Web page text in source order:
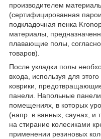
производителем
(сертифицированная
подкладочная пенка
материалы,
плавающие полы, согласно
товаров).
После укладки полы
входа, используя для
коврики,
панели. Напольные панели
помещениях, в которых
(напр. в ванных, саунах, и
на стирание колесиками
применении резиновых